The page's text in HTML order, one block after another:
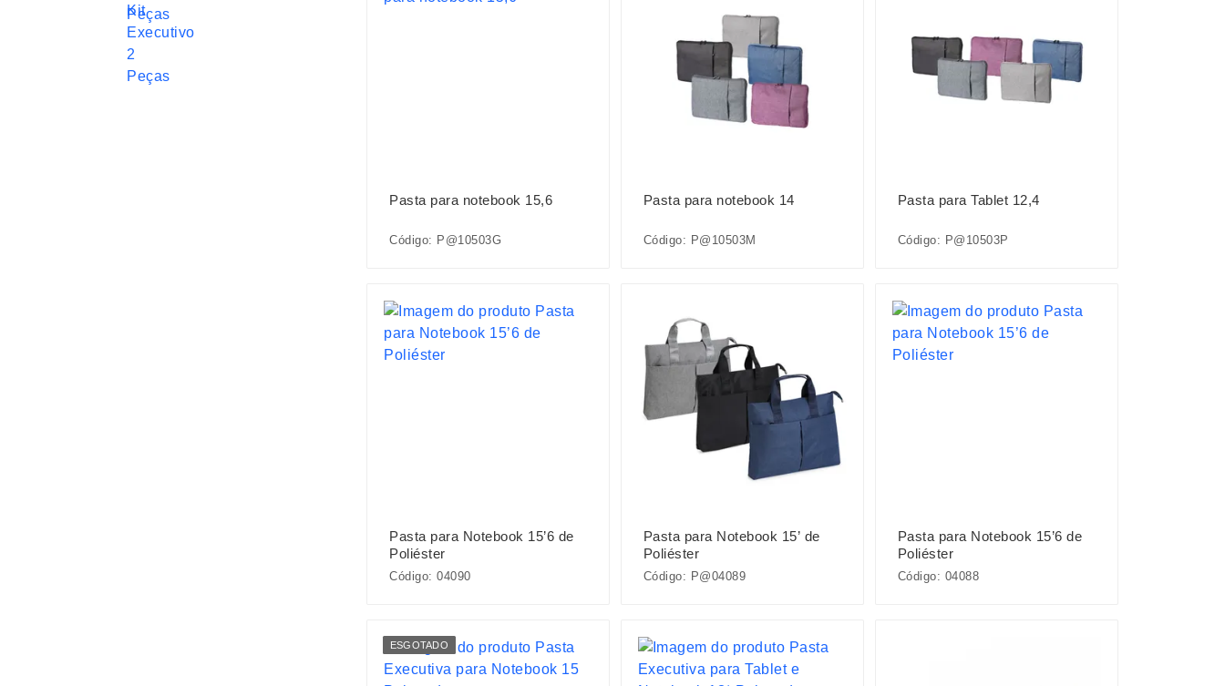
Pasta para notebook 15,6
Código: P@10503G
Pasta para notebook 14
Código: P@10503M
Pasta para Tablet 12,4
Código: P@10503P
Pasta para Notebook 15’6 de
Poliéster
Código: 04090
Pasta para Notebook 15’ de
Poliéster
Código: P@04089
Pasta para Notebook 15’6 de
Poliéster
Código: 04088
ESGOTADO